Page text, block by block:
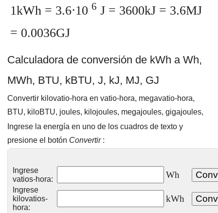
1kWh = 3.6⋅10 6 J = 3600kJ = 3.6MJ
= 0.0036GJ
Calculadora de conversión de kWh a Wh,
MWh, BTU, kBTU, J, kJ, MJ, GJ
Convertir kilovatio-hora en vatio-hora, megavatio-hora,
BTU, kiloBTU, joules, kilojoules, megajoules, gigajoules,
Ingrese la energía en uno de los cuadros de texto y
presione el botón Convertir:
Ingrese
vatios-hora:
Wh
Ingrese
kilovatios-
hora:
kWh